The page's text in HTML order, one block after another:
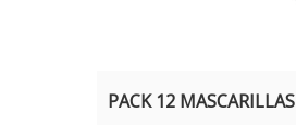
PACK 12 MASCARILLAS